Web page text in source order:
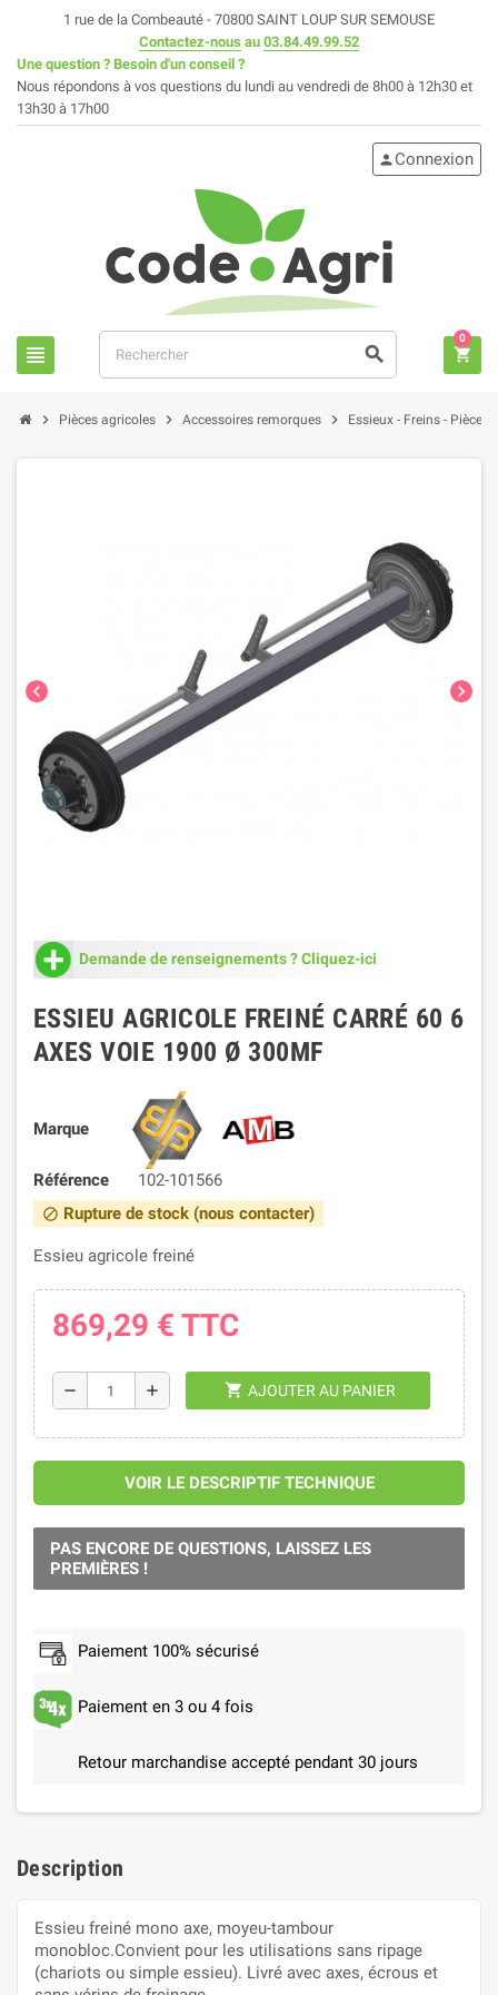
1 rue de la Combeauté - 70800 SAINT LOUP SUR SEMOUSE
Contactez-nous au 03.84.49.99.52
Une question ? Besoin d'un conseil ?
Nous répondons à vos questions du lundi au vendredi de 8h00 à 12h30 et
13h30 à 17h00
view_headline search
person Connexion
shopping_cart
0
chevron_right Pièces agricoles chevron_right Accessoires remorques chevron_right Essieux - Freins - Pièces
chevron_left chevron_right
Demande de renseignements ? Cliquez-ici
ESSIEU AGRICOLE FREINÉ CARRÉ 60 6
AXES VOIE 1900 Ø 300MF
Marque
Référence 102-101566
block Rupture de stock (nous contacter)
Essieu agricole freiné
869,29 € TTC
remove add shopping_cart AJOUTER AU PANIER
VOIR LE DESCRIPTIF TECHNIQUE
PAS ENCORE DE QUESTIONS, LAISSEZ LES
PREMIÈRES !
Paiement 100% sécurisé
Paiement en 3 ou 4 fois
Retour marchandise accepté pendant 30 jours
Description
Essieu freiné mono axe, moyeu-tambour
monobloc.Convient pour les utilisations sans ripage
(chariots ou simple essieu). Livré avec axes, écrous et